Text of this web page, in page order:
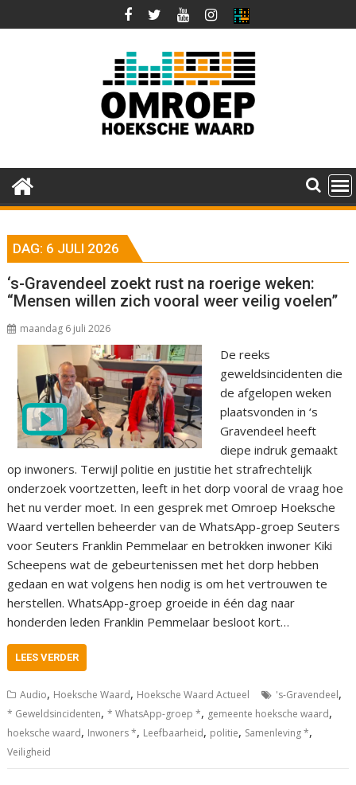
naar
DAG: 6 JULI 2026
‘s-Gravendeel zoekt rust na roerige weken:
“Mensen willen zich vooral weer veilig voelen”
maandag 6 juli 2026
De reeks
geweldsincidenten die
de afgelopen weken
plaatsvonden in ‘s
Gravendeel heeft
diepe indruk gemaakt
op inwoners. Terwijl politie en justitie het strafrechtelijk
onderzoek voortzetten, leeft in het dorp vooral de vraag hoe
het nu verder moet. In een gesprek met Omroep Hoeksche
Waard vertellen beheerder van de WhatsApp-groep Seuters
voor Seuters Franklin Pemmelaar en betrokken inwoner Kiki
Scheepens wat de gebeurtenissen met het dorp hebben
gedaan en wat volgens hen nodig is om het vertrouwen te
herstellen. WhatsApp-groep groeide in één dag naar
honderden leden Franklin Pemmelaar besloot kort…
LEES VERDER
Audio, Hoeksche Waard, Hoeksche Waard Actueel 's-Gravendeel,
* Geweldsincidenten,* WhatsApp-groep *, gemeente hoeksche waard,
hoeksche waard, Inwoners *, Leefbaarheid, politie, Samenleving *,
Veiligheid